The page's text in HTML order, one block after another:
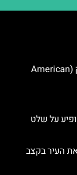
מוזיאון ההיסטוריה של הטבע בניו יורק (American
על שלט
את העיר בקצב